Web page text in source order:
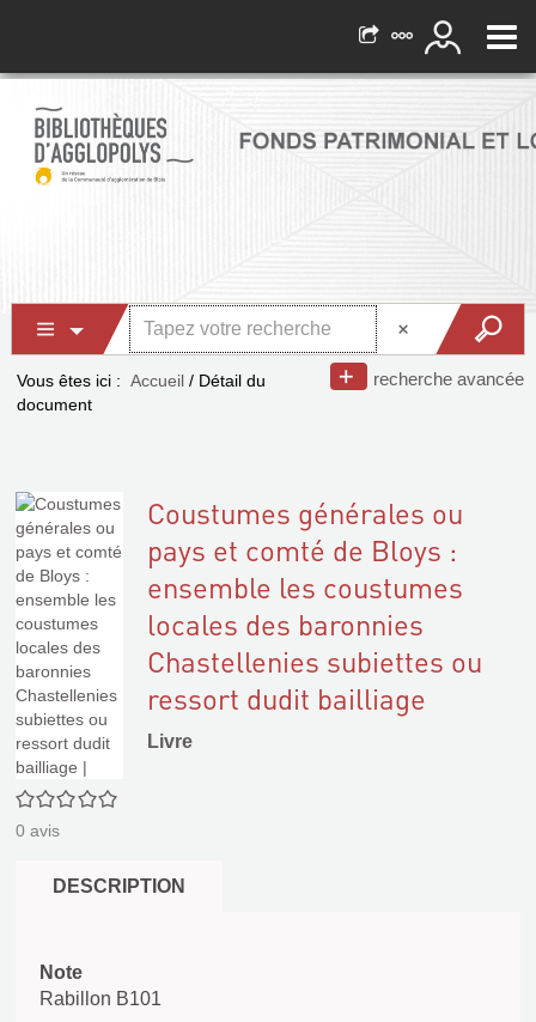
recherche avancée
Vous êtes ici : Accueil / Détail du
document
0/5
0 avis
Coustumes générales ou
pays et comté de Bloys :
ensemble les coustumes
locales des baronnies
Chastellenies subiettes ou
ressort dudit bailliage
Livre
DESCRIPTION
Note
Rabillon B101